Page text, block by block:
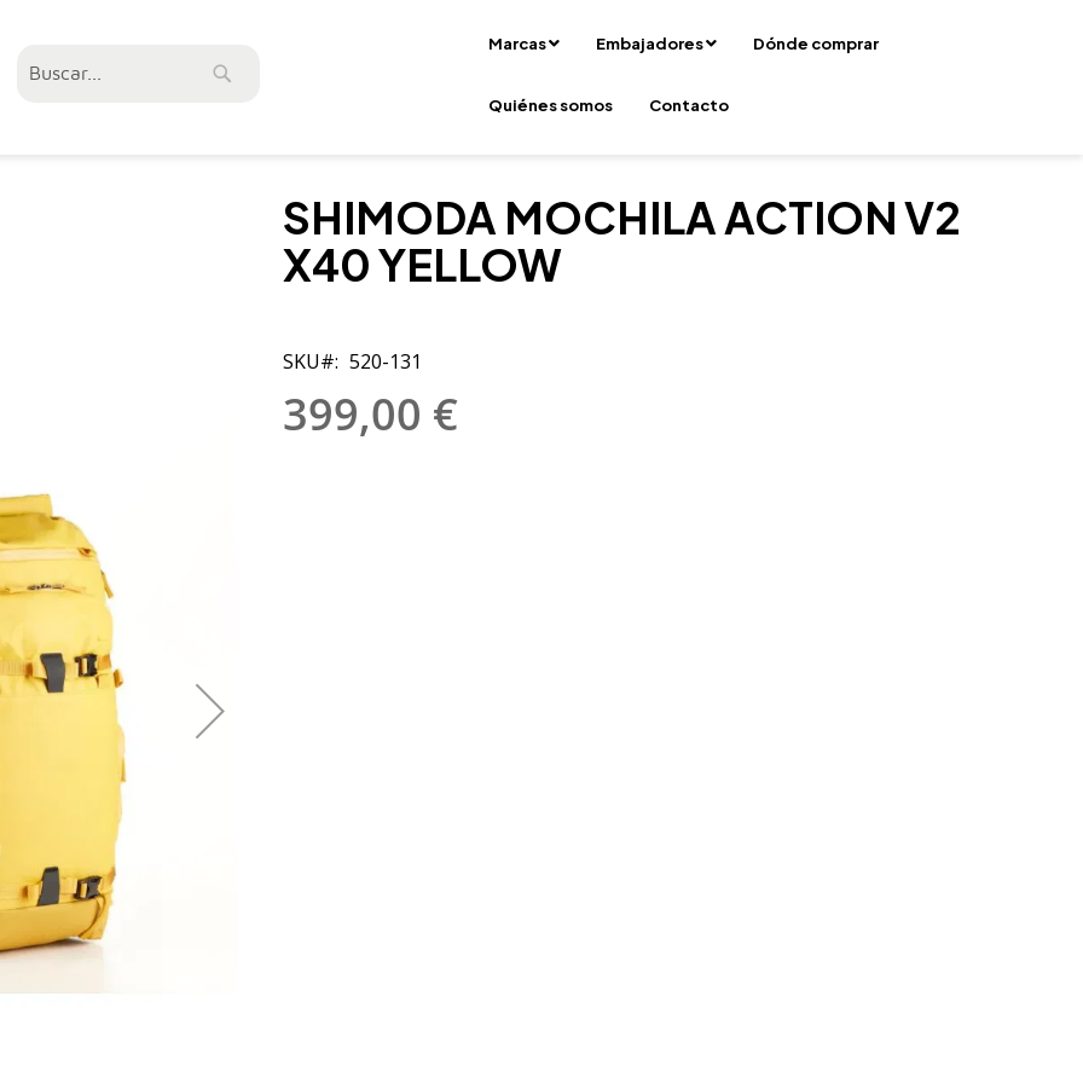
Marcas Embajadores Dónde comprar
Quiénes somos Contacto
SHIMODA MOCHILA ACTION V2
X40 YELLOW
SKU 520-131
399,00 €